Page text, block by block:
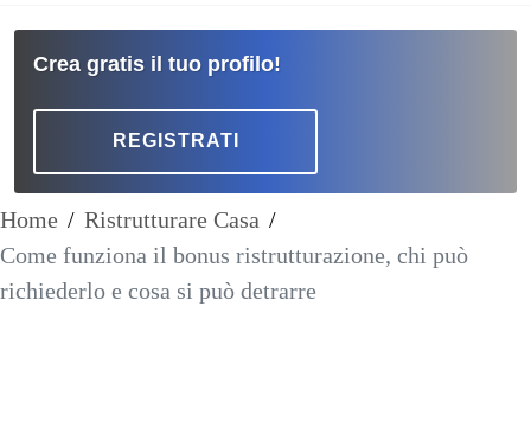
Crea gratis il tuo profilo!
REGISTRATI
Home / Ristrutturare Casa /
Come funziona il bonus ristrutturazione, chi può
richiederlo e cosa si può detrarre